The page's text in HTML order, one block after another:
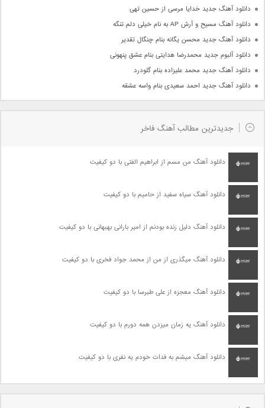
دانلود آهنگ جدید خدایا مرسی از حسین تهی
دانلود آهنگ مسیح و آرش AP به نام خیلی دلم تنگه
دانلود آهنگ جدید محسن یگانه بنام چنگال تقدیر
دانلود آلبوم جدید محمدرضا هدایتی بنام عشق پنهونی
دانلود آهنگ جدید محمد علیزاده بنام گلودرد
دانلود آهنگ جدید احمد سعیدی بنام واسه عشقه
جدیدترین مطالب آهنگ فاخر
دانلود آهنگ من مسم از ابراهیم الفتی با دو کیفیت
دانلود آهنگ سیاه سفید از حامیم با دو کیفیت
دانلود آهنگ دلیل زنده بودنم از امیر بارانی بهبهانی با دو کیفیت
دانلود آهنگ میگذری از من از محمد جواد فخری با دو کیفیت
دانلود آهنگ معجزه از علی طبرسا با دو کیفیت
دانلود آهنگ یه زمان میزدن همه دورم با دو کیفیت
دانلود آهنگ میشم به فدات خودم یه نفری با دو کیفیت